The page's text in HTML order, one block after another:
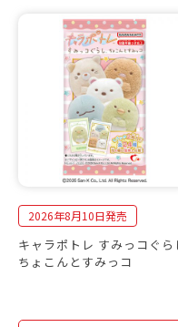
2026年8月10日発売
キャラポトレ すみっコぐら
ちょこんとすみっコ